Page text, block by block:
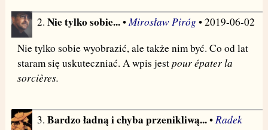
2. Nie tylko sobie...•Mirosław Piróg • 2019-06-02
Nie tylko sobie wyobrazić, ale także nim być. Co od lat
staram się uskuteczniać. A wpis jestpour épater la
sorcières.
3. Bardzo ładną i chyba przenikliwą...•Radek